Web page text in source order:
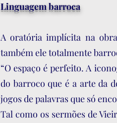
Linguagem barroca
A oratória implícita na
também ele totalmente
“O espaço é perfeito. A
do barroco que é a arte da
jogos de palavras que só
Tal como os sermões de